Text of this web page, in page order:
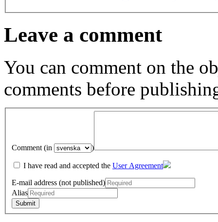
Leave a comment
You can comment on the
comments before
Comment (in )
I have read and accepted the User Agreement
E-mail address (not published)
Alias